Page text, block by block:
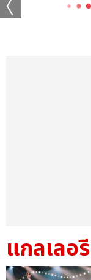
แกลเลอรี